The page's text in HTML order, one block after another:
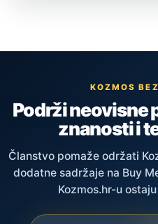
KOZMOS
Podrži neovisne
znanosti i
Članstvo pomaže održati
dodatne sadržaje na Buy
Kozmos.hr-u